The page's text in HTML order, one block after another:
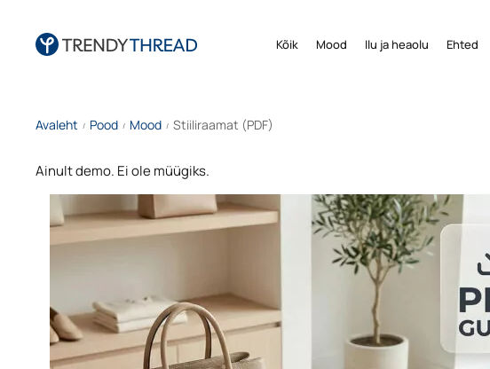
Kõik Mood Ilu ja heaolu Ehted
Avaleht / Pood / Mood / Stiiliraamat (PDF)
Ainult demo. Ei ole müügiks.